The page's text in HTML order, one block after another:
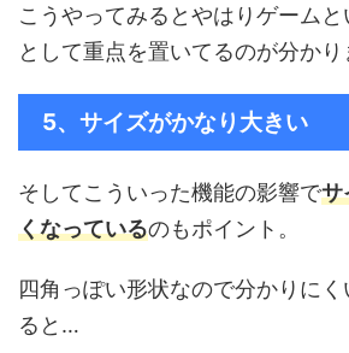
こうやってみるとやはりゲーム
として重点を置いてるのが分かり
5、サイズがかなり大きい
そしてこういった機能の影響でサ
くなっているのもポイント。
四角っぽい形状なので分かりに
ると…